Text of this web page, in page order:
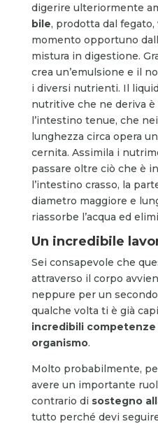
digerire ulteriormente
bile, prodotta dal
momento opportuno
mistura in digestione.
crea un’emulsione e il
i diversi nutrienti. Il
nutritive che ne deriva è
l’intestino tenue, che
lunghezza circa opera
cernita. Assimila i
passare oltre ciò che è
l’intestino crasso, la
diametro maggiore e
riassorbe l’acqua ed
Un incredibile
Sei consapevole che
attraverso il corpo
neppure per un
qualche volta ti è già
incredibili
organismo.
Molto probabilmente,
avere un importante
contrario di sostegno
tutto perché devi